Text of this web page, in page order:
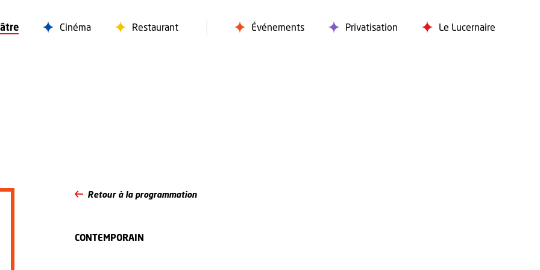
Cinéma Restaurant Événements Privatisation Le Lucernaire
Retour à la programmation
CONTEMPORAIN